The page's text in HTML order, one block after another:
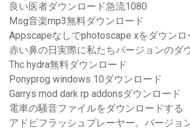
良い医者ダウンロード急流1080
Msg音楽mp3無料ダウンロード
Appscapeなしでphotoscape xをダウンロ
赤い鼻の日実際に私たちバージョンのダ
Thc hydra無料ダウンロード
Ponyprog windows 10ダウンロード
Garrys mod dark rp addonsダウンロード
電車の騒音ファイルをダウンロードする
アドビフラッシュプレーヤー。バージョ